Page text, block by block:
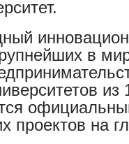
в
проектов на